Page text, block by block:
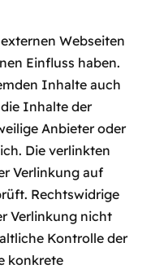
Webseiten
Einfluss haben.
Inhalte auch
Inhalte der
Anbieter oder
Die verlinkten
Verlinkung auf
Rechtswidrige
Verlinkung nicht
Kontrolle der
konkrete